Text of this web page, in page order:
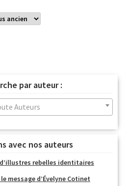
par auteur :
Auteurs
avec nos auteurs
rebelles identitaires
message d’Évelyne Cotinet